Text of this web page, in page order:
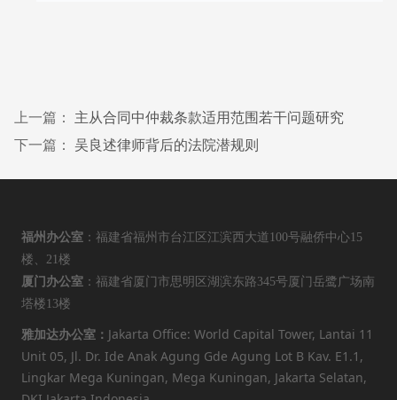
上一篇： 主从合同中仲裁条款适用范围若干问题研究
下一篇： 吴良述律师背后的法院潜规则
福州办公室 ：福建省福州市台江区江滨西大道100号融侨中心15
楼、21楼
厦门办公室 ：福建省厦门市思明区湖滨东路345号厦门岳鹭广场南
塔楼13楼
雅加达办公室： Jakarta Office: World Capital Tower, Lantai 11
Unit 05, Jl. Dr. Ide Anak Agung Gde Agung Lot B Kav. E1.1,
Lingkar Mega Kuningan, Mega Kuningan, Jakarta Selatan,